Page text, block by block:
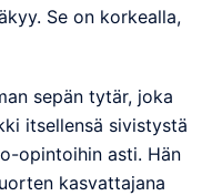
Se on korkealla,
sepän tytär, joka
itsellensä sivistystä
opintoihin asti. Hän
kasvattajana